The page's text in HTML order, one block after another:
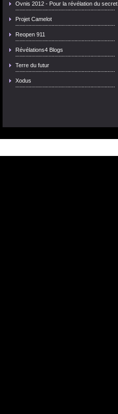
Ovnis 2012 - Pour la révélation du secret
Projet Camelot
Reopen 911
Révélations4 Blogs
Terre du futur
Xodus